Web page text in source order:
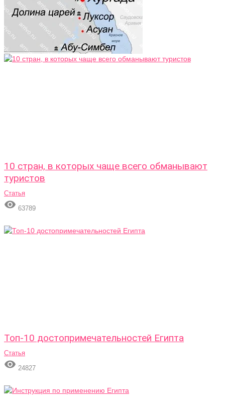
10 стран, в которых чаще всего обманывают
туристов
Статья
 63789
Топ-10 достопримечательностей Египта
Статья
 24827